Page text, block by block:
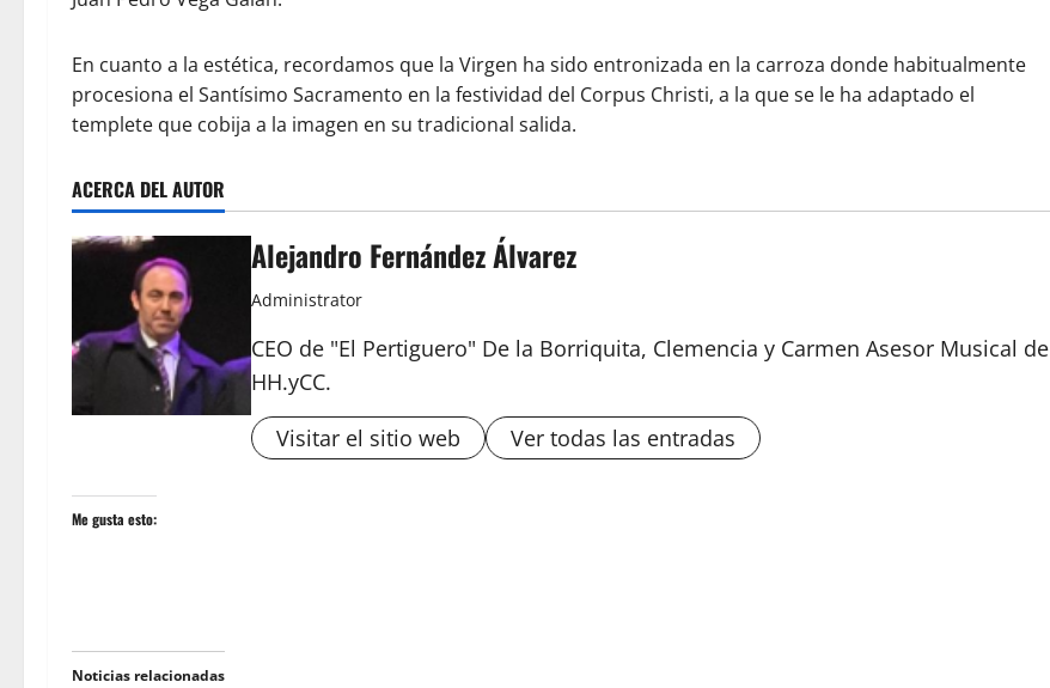
En cuanto a la estética, recordamos que la Virgen ha sido entronizada en la carroza donde habitualmente
procesiona el Santísimo Sacramento en la festividad del Corpus Christi, a la que se le ha adaptado el
templete que cobija a la imagen en su tradicional salida.
ACERCA DEL AUTOR
Alejandro Fernández Álvarez
Administrator
CEO de "El Pertiguero" De la Borriquita, Clemencia y Carmen Asesor Musical de
HH.yCC.
Visitar el sitio web
Ver todas las entradas
Me gusta esto:
Noticias relacionadas